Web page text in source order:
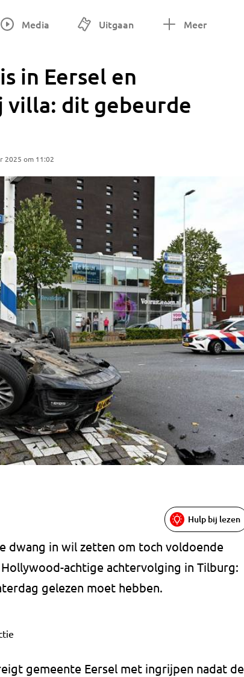
Media Uitgaan Meer
in Eersel en
dit gebeurde
2025 om 11:02
Hulp bij lezen
dwang in wil zetten om toch voldoende
achtige achtervolging in Tilburg:
gelezen moet hebben.
gemeente Eersel met ingrijpen nadat de